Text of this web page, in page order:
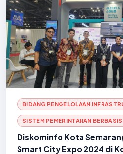
BIDANG PENGELOLAAN
SISTEM PEMERINTAHAN
Diskominfo Kota
Smart City Expo 2024 di